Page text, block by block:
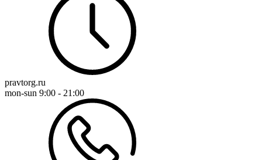
pravtorg.ru
mon-sun 9:00 - 21:00